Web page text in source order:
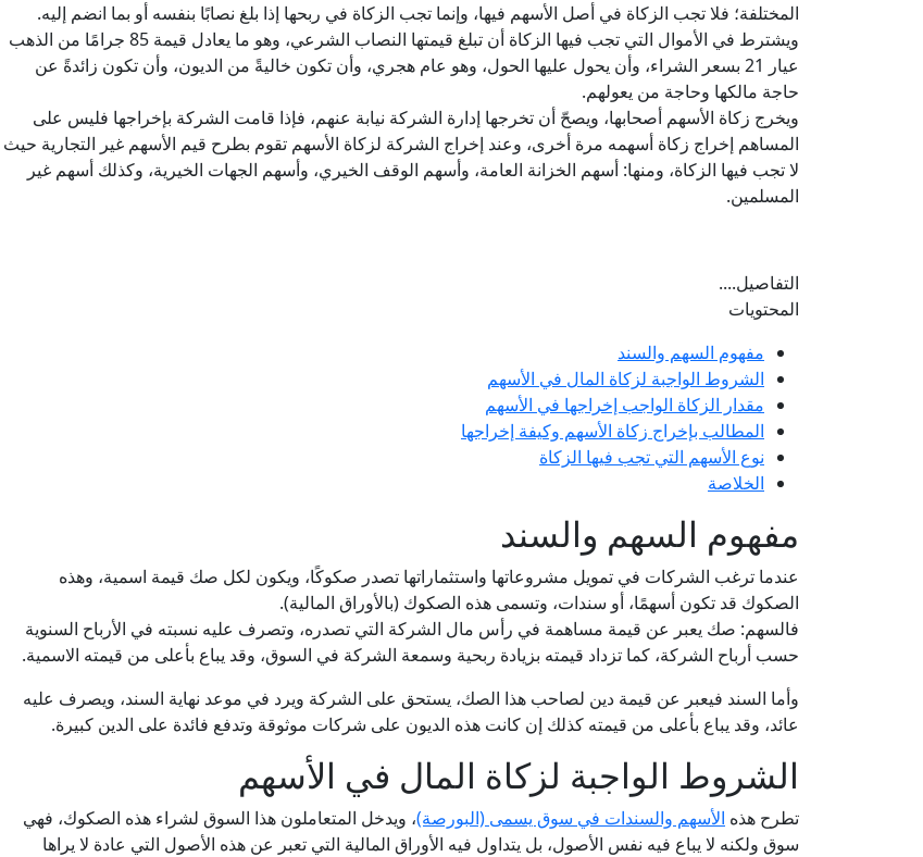
المختلفة؛ فلا تجب الزكاة في أصل الأسهم فيها، وإنما تجب الزكاة في ربحها إذا بلغ نصابًا بنفسه أو بما انضم إليه.
ويشترط في الأموال التي تجب فيها الزكاة أن تبلغ قيمتها النصاب الشرعي، وهو ما يعادل قيمة 85 جرامًا من الذهب
عيار 21 بسعر الشراء، وأن يحول عليها الحول، وهو عام هجري، وأن تكون خاليةً من الديون، وأن تكون زائدةً عن
حاجة مالكها وحاجة من يعولهم.
ويخرج زكاة الأسهم أصحابها، ويصحّ أن تخرجها إدارة الشركة نيابة عنهم، فإذا قامت الشركة بإخراجها فليس على
المساهم إخراج زكاة أسهمه مرة أخرى، وعند إخراج الشركة لزكاة الأسهم تقوم بطرح قيم الأسهم غير التجارية حيث
لا تجب فيها الزكاة، ومنها: أسهم الخزانة العامة، وأسهم الوقف الخيري، وأسهم الجهات الخيرية، وكذلك أسهم غير
المسلمين.
التفاصيل....
المحتويات
مفهوم السهم والسند
الشروط الواجبة لزكاة المال في الأسهم
مقدار الزكاة الواجب إخراجها في الأسهم
المطالب بإخراج زكاة الأسهم وكيفة إخراجها
نوع الأسهم التي تجب فيها الزكاة
الخلاصة
مفهوم السهم والسند
عندما ترغب الشركات في تمويل مشروعاتها واستثماراتها تصدر صكوكًا، ويكون لكل صك قيمة اسمية، وهذه
الصكوك قد تكون أسهمًا، أو سندات، وتسمى هذه الصكوك (بالأوراق المالية).
فالسهم: صك يعبر عن قيمة مساهمة في رأس مال الشركة التي تصدره، وتصرف عليه نسبته في الأرباح السنوية
حسب أرباح الشركة، كما تزداد قيمته بزيادة ربحية وسمعة الشركة في السوق، وقد يباع بأعلى من قيمته الاسمية.
وأما السند فيعبر عن قيمة دين لصاحب هذا الصك، يستحق على الشركة ويرد في موعد نهاية السند، ويصرف عليه
عائد، وقد يباع بأعلى من قيمته كذلك إن كانت هذه الديون على شركات موثوقة وتدفع فائدة على الدين كبيرة.
الشروط الواجبة لزكاة المال في الأسهم
تطرح هذه الأسهم والسندات في سوق يسمى (البورصة)، ويدخل المتعاملون هذا السوق لشراء هذه الصكوك، فهي
سوق ولكنه لا يباع فيه نفس الأصول، بل يتداول فيه الأوراق المالية التي تعبر عن هذه الأصول التي عادة لا يراها